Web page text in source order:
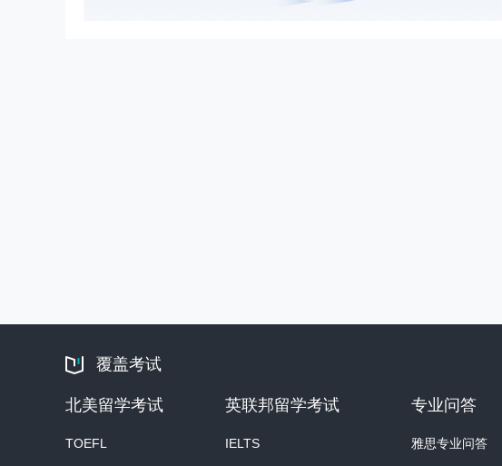
覆盖考试
北美留学考试 英联邦留学考试 专业问答
TOEFL IELTS 雅思专业问答